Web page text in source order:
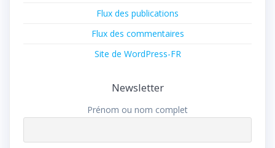
Flux des publications
Flux des commentaires
Site de WordPress-FR
Newsletter
Prénom ou nom complet